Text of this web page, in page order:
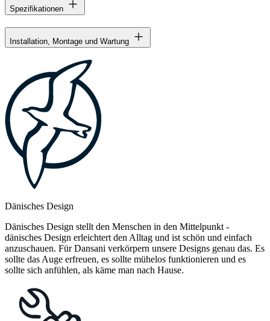
Spezifikationen
Installation, Montage und Wartung
Dänisches Design
Dänisches Design stellt den Menschen in den Mittelpunkt -
dänisches Design erleichtert den Alltag und ist schön und einfach
anzuschauen. Für Dansani verkörpern unsere Designs genau das. Es
sollte das Auge erfreuen, es sollte mühelos funktionieren und es
sollte sich anfühlen, als käme man nach Hause.